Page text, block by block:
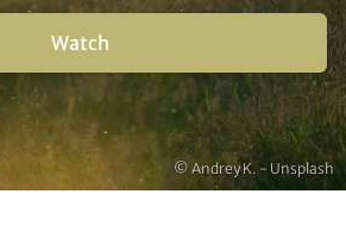
Copyright
© Andrey K. - Unsplash
Watch